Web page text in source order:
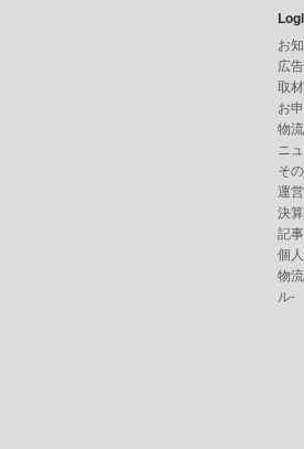
お
広
取
お
物
ニ
そ
運営
決
記
個
物
ル-